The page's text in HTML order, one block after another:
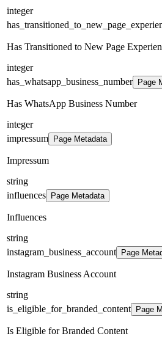
integer
Has Transitioned to New Page
integer
has_whatsapp_business_number
Page
Has WhatsApp Business Number
integer
impressum
Page Metadata
Impressum
string
influences
Page Metadata
Influences
string
instagram_business_account
Page
Instagram Business Account
string
is_eligible_for_branded_content
Page
Is Eligible for Branded Content